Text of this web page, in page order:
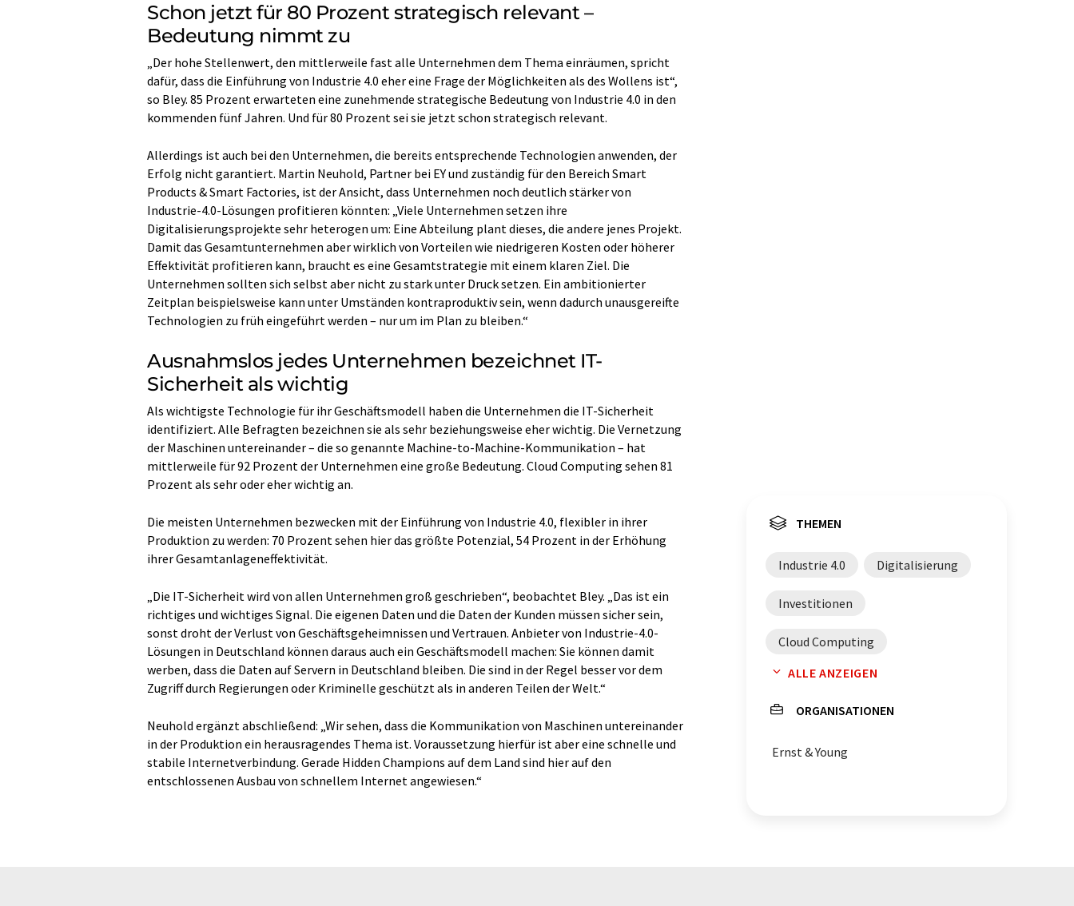
Schon jetzt für 80 Prozent strategisch relevant –
Bedeutung nimmt zu
„Der hohe Stellenwert, den mittlerweile fast alle Unternehmen dem Thema einräumen, spricht
dafür, dass die Einführung von Industrie 4.0 eher eine Frage der Möglichkeiten als des Wollens ist“,
so Bley. 85 Prozent erwarteten eine zunehmende strategische Bedeutung von Industrie 4.0 in den
kommenden fünf Jahren. Und für 80 Prozent sei sie jetzt schon strategisch relevant.
Allerdings ist auch bei den Unternehmen, die bereits entsprechende Technologien anwenden, der
Erfolg nicht garantiert. Martin Neuhold, Partner bei EY und zuständig für den Bereich Smart
Products & Smart Factories, ist der Ansicht, dass Unternehmen noch deutlich stärker von
Industrie-4.0-Lösungen profitieren könnten: „Viele Unternehmen setzen ihre
Digitalisierungsprojekte sehr heterogen um: Eine Abteilung plant dieses, die andere jenes Projekt.
Damit das Gesamtunternehmen aber wirklich von Vorteilen wie niedrigeren Kosten oder höherer
Effektivität profitieren kann, braucht es eine Gesamtstrategie mit einem klaren Ziel. Die
Unternehmen sollten sich selbst aber nicht zu stark unter Druck setzen. Ein ambitionierter
Zeitplan beispielsweise kann unter Umständen kontraproduktiv sein, wenn dadurch unausgereifte
Technologien zu früh eingeführt werden – nur um im Plan zu bleiben.“
Ausnahmslos jedes Unternehmen bezeichnet IT-
Sicherheit als wichtig
Als wichtigste Technologie für ihr Geschäftsmodell haben die Unternehmen die IT-Sicherheit
identifiziert. Alle Befragten bezeichnen sie als sehr beziehungsweise eher wichtig. Die Vernetzung
der Maschinen untereinander – die so genannte Machine-to-Machine-Kommunikation – hat
mittlerweile für 92 Prozent der Unternehmen eine große Bedeutung. Cloud Computing sehen 81
Prozent als sehr oder eher wichtig an.
Die meisten Unternehmen bezwecken mit der Einführung von Industrie 4.0, flexibler in ihrer
Produktion zu werden: 70 Prozent sehen hier das größte Potenzial, 54 Prozent in der Erhöhung
ihrer Gesamtanlageneffektivität.
„Die IT-Sicherheit wird von allen Unternehmen groß geschrieben“, beobachtet Bley. „Das ist ein
richtiges und wichtiges Signal. Die eigenen Daten und die Daten der Kunden müssen sicher sein,
sonst droht der Verlust von Geschäftsgeheimnissen und Vertrauen. Anbieter von Industrie-4.0-
Lösungen in Deutschland können daraus auch ein Geschäftsmodell machen: Sie können damit
werben, dass die Daten auf Servern in Deutschland bleiben. Die sind in der Regel besser vor dem
Zugriff durch Regierungen oder Kriminelle geschützt als in anderen Teilen der Welt.“
Neuhold ergänzt abschließend: „Wir sehen, dass die Kommunikation von Maschinen untereinander
in der Produktion ein herausragendes Thema ist. Voraussetzung hierfür ist aber eine schnelle und
stabile Internetverbindung. Gerade Hidden Champions auf dem Land sind hier auf den
entschlossenen Ausbau von schnellem Internet angewiesen.“
THEMEN
Industrie 4.0 Digitalisierung
Investitionen
Cloud Computing
Digitale Transformation
Kostenreduzierung
ALLE ANZEIGEN
ORGANISATIONEN
Ernst & Young